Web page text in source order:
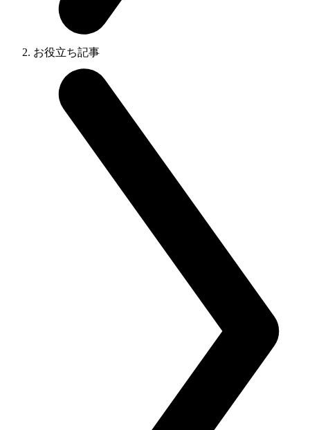
お役立ち記事